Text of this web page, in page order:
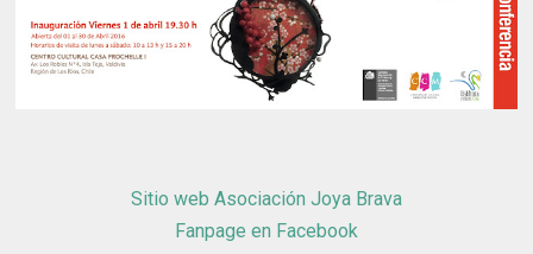
Sitio web Asociación Joya Brava
Fanpage en Facebook